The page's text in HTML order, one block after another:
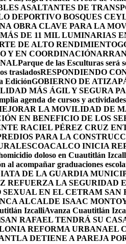
ASALTANTES DE
DEPORTIVO BOSQUES
OBRA CLAVE PARA LA
DE 11 MIL LUMINARIAS
DE ALTO RENDIMIENTO
Y EN COORDINACIÓN
Parque de las Esculturas será
trasladosRESPONDIENDO
EdiciónGOBIERNO DE
MÁS ÁGIL Y SEGURA
agenda de cursos y
LA MOVILIDAD DE
EN BENEFICIO DE LOS
RACIEL PÉREZ CRUZ
PARA LA
COACALCO INICIA
doloso en Cuautitlán
al acompañar graduaciones
DE LA GUARDIA
REFUERZA LA SEGURIDAD
SEXUAL EN EL CETRAM SAN
ALCALDE ISAAC
IzcalliAvanza Cuautitlán
SAN RAFAEL TENDRÁ SU
REFORMA URBANAEL
DETIENE A PAREJA